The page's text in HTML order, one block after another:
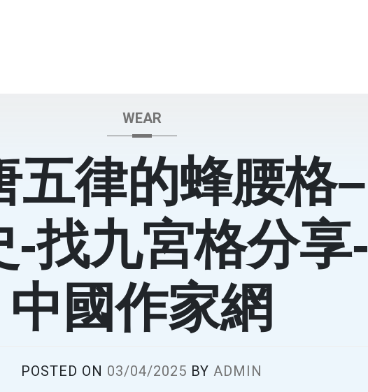
WEAR
五律的蜂腰格–
-找九宮格分享-
中國作家網
POSTED ON 03/04/2025 BY ADMIN